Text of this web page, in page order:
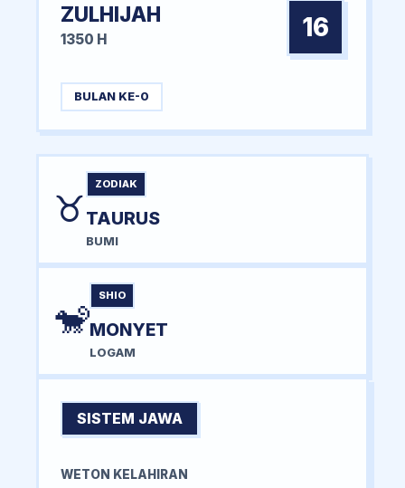
ZULHIJAH
1350 H 16
BULAN KE-0
♉
ZODIAK
TAURUS
BUMI
🐒
SHIO
MONYET
LOGAM
SISTEM JAWA
WETON KELAHIRAN